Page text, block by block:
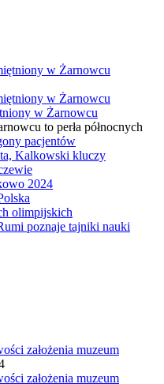
w Żarnowcu
to perła północnych
pacjentów
Kalkowski kluczy
2024
olimpijskich
poznaje tajniki nauki